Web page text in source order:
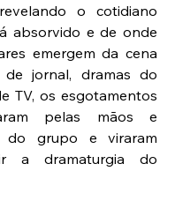
o cotidiano
absorvido e de onde
emergem da cena
jornal, dramas do
TV, os esgotamentos
pelas mãos e
do grupo e viraram
a dramaturgia do